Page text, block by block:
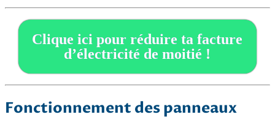
Clique ici pour réduire ta facture
d’électricité de moitié !
Fonctionnement des panneaux